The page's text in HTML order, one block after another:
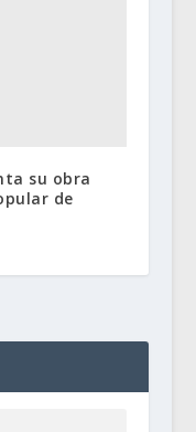
su obra
de